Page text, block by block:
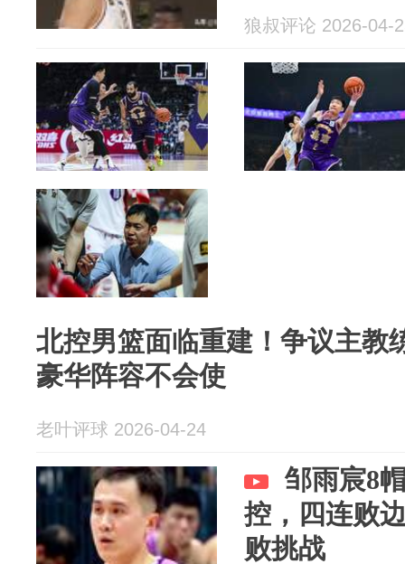
狼叔评论 2026-04-
北控男篮面临重建！争议主教
豪华阵容不会使
老叶评球 2026-04-24
邹雨宸8
控，四连败
败挑战